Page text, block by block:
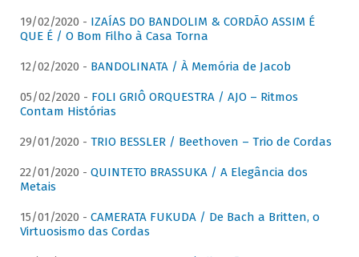
19/02/2020 - IZAÍAS DO BANDOLIM & CORDÃO ASSIM É
QUE É / O Bom Filho à Casa Torna
12/02/2020 - BANDOLINATA / À Memória de Jacob
05/02/2020 - FOLI GRIÔ ORQUESTRA / AJO – Ritmos
Contam Histórias
29/01/2020 - TRIO BESSLER / Beethoven – Trio de Cordas
22/01/2020 - QUINTETO BRASSUKA / A Elegância dos
Metais
15/01/2020 - CAMERATA FUKUDA / De Bach a Britten, o
Virtuosismo das Cordas